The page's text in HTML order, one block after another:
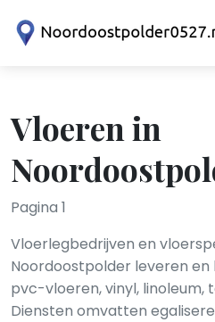
Vloeren in
Pagina 1
Vloerlegbedrijven en
Noordoostpolder leveren
pvc-vloeren, vinyl, linoleum,
Diensten omvatten